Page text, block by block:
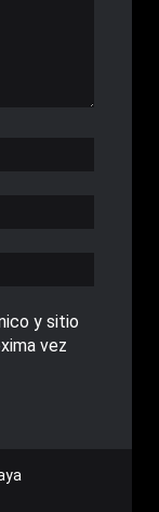
y sitio
vez